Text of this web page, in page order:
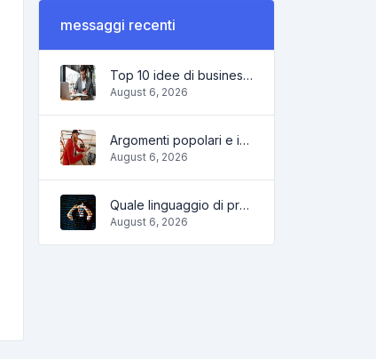
messaggi recenti
Top 10 idee di business online per principianti 2022 e strumenti per aiutarti a lavorare facilmente
August 6, 2026
Argomenti popolari e idee per un blog di successo nel 2022, così come gli strumenti che saranno utili al blogger
August 6, 2026
Quale linguaggio di programmazione imparare nel 2022 e quali strumenti aiuteranno i programmatori nei compiti quotidiani
August 6, 2026